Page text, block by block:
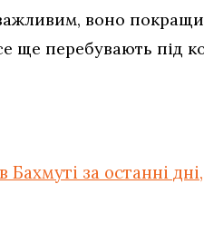
воно
ще перебувають під
за останні